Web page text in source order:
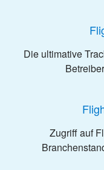
Die ultimative
Zugriff auf